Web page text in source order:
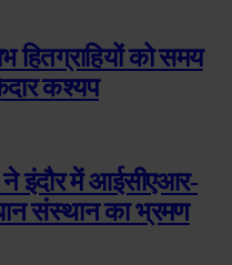
हितग्राहियों को समय
कश्यप
ने इंदौर में आईसीएआर-
संस्थान का भ्रमण